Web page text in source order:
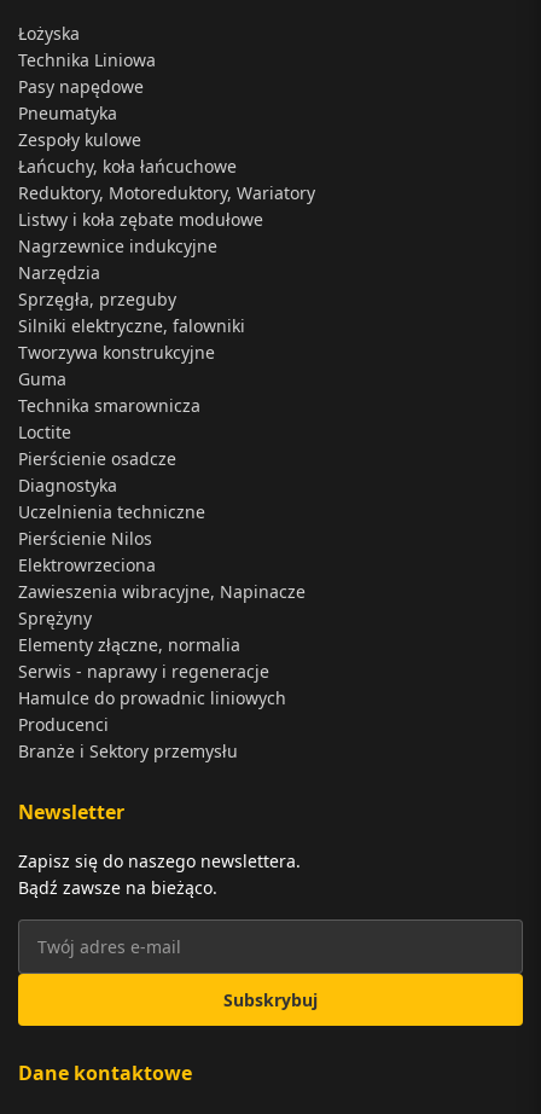
Łożyska
Technika Liniowa
Pasy napędowe
Pneumatyka
Zespoły kulowe
Łańcuchy, koła łańcuchowe
Reduktory, Motoreduktory, Wariatory
Listwy i koła zębate modułowe
Nagrzewnice indukcyjne
Narzędzia
Sprzęgła, przeguby
Silniki elektryczne, falowniki
Tworzywa konstrukcyjne
Guma
Technika smarownicza
Loctite
Pierścienie osadcze
Diagnostyka
Uczelnienia techniczne
Pierścienie Nilos
Elektrowrzeciona
Zawieszenia wibracyjne, Napinacze
Sprężyny
Elementy złączne, normalia
Serwis - naprawy i regeneracje
Hamulce do prowadnic liniowych
Producenci
Branże i Sektory przemysłu
Newsletter
Zapisz się do naszego newslettera.
Bądź zawsze na bieżąco.
Subskrybuj
Dane kontaktowe